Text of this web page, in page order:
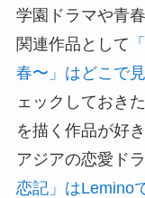
学園ドラマや青
関連作品として
春〜」はどこで
ェックしておき
を描く作品が好
アジアの恋愛ド
恋記」はLemino